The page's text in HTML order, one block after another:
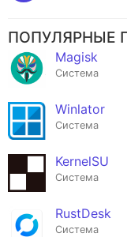
ПОПУЛЯРНЫЕ
Magisk
Система
Winlator
Система
KernelSU
Система
RustDesk
Система